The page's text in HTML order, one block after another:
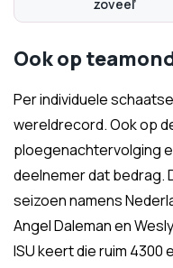
zoveel’
Ook op
Per individuele
wereldrecord. Ook op
ploegenachtervolging
deelnemer dat bedrag.
seizoen namens
Angel Daleman en
ISU keert die ruim